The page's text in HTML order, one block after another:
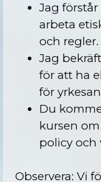
Jag
arbeta
och regler.
Jag
för att ha
för
Du
kursen
policy och
Observera: Vi